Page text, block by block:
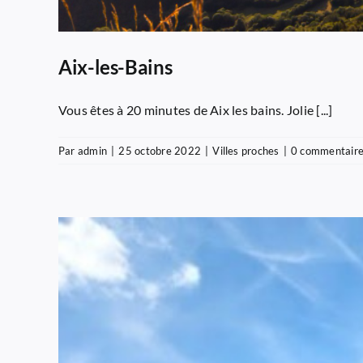
Aix-les-Bains
Vous êtes à 20 minutes de Aix les bains. Jolie [...]
Par admin 25 octobre 2022 Villes proches 0